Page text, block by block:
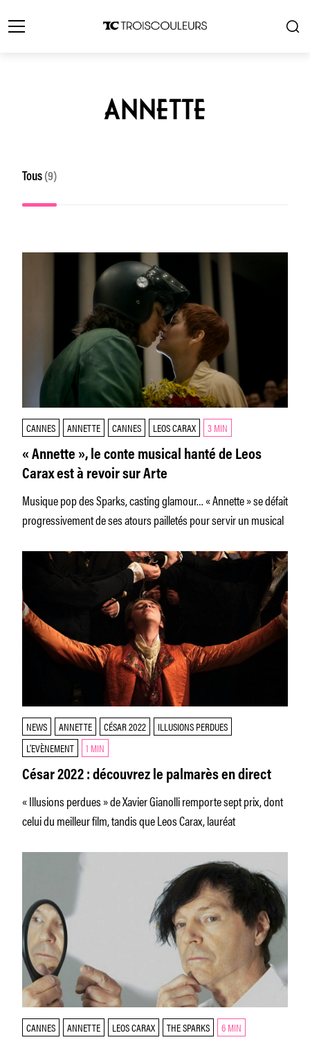
ANNETTE
Tous (9)
CANNES ANNETTE CANNES LEOS CARAX 3 MIN
« Annette », le conte musical hanté de Leos
Carax est à revoir sur Arte
Musique pop des Sparks, casting glamour… « Annette » se défait
progressivement de ses atours pailletés pour servir un musical
NEWS ANNETTE CÉSAR 2022
ILLUSIONS PERDUES
L’EVÈNEMENT
1 MIN
César 2022 : découvrez le palmarès en direct
« Illusions perdues » de Xavier Gianolli remporte sept prix, dont
celui du meilleur film, tandis que Leos Carax, lauréat
CANNES ANNETTE LEOS CARAX THE SPARKS 6 MIN